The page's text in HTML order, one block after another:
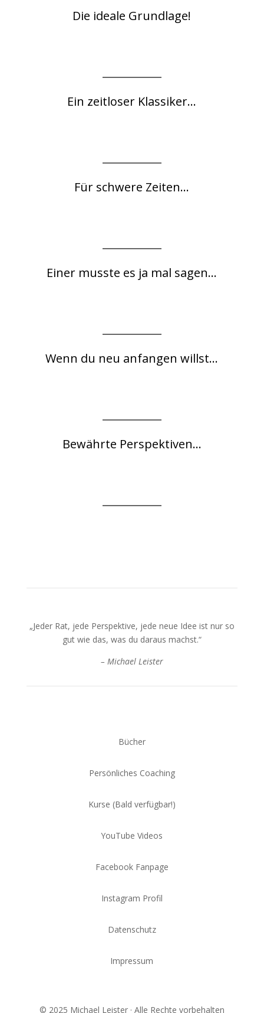
Die ideale Grundlage!
Ein zeitloser Klassiker...
Für schwere Zeiten...
Einer musste es ja mal sagen...
Wenn du neu anfangen willst...
Bewährte Perspektiven...
„Jeder Rat, jede Perspektive, jede neue Idee ist nur so
gut wie das, was du daraus machst.“
– Michael Leister
Bücher
Persönliches Coaching
Kurse (Bald verfügbar!)
YouTube Videos
Facebook Fanpage
Instagram Profil
Datenschutz
Impressum
© 2025 Michael Leister · Alle Rechte vorbehalten